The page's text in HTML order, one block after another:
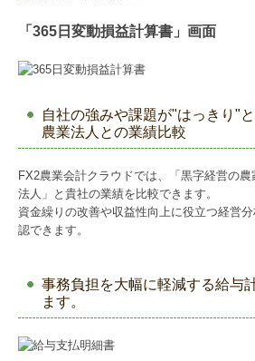
「365日変動損益計算書」画面
自社の強みや課題が"はっきり"
農業法人との業績比較
FX2農業会計クラウドでは、「黒字経営の農
法人」と貴社の業績を比較できます。
資金繰りの改善や収益性向上に役立つ経営
認できます。
事務負担を大幅に軽減する給与
ます。